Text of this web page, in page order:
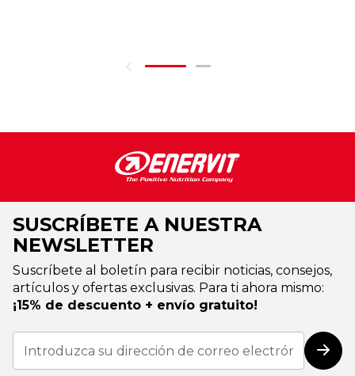
SUSCRÍBETE A NUESTRA
NEWSLETTER
Suscríbete al boletín para recibir noticias, consejos,
artículos y ofertas exclusivas. Para ti ahora mismo:
¡15% de descuento + envío gratuito!
Inscríbase
nuestro